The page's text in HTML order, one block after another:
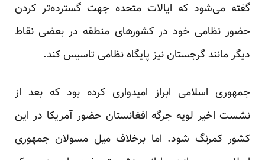
گفته می‌شود که ایالات متحده جهت گسترده‌تر کردن
حضور نظامی خود در کشورهای منطقه در بعضی نقاط
دیگر مانند گرجستان نیز پایگاه نظامی تاسیس کند.
جمهوری اسلامی ابراز امیدواری کرده بود که بعد از
نشست اخیر لویه جرگه افغانستان حضور آمریکا در این
کشور کمرنگ شود. اما برخلاف میل مسولان جمهوری